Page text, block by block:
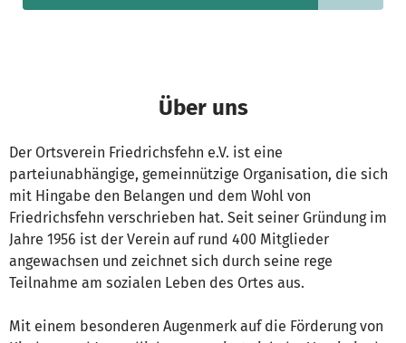
Über uns
Der Ortsverein Friedrichsfehn e.V. ist eine
parteiunabhängige, gemeinnützige Organisation, die sich
mit Hingabe den Belangen und dem Wohl von
Friedrichsfehn verschrieben hat. Seit seiner Gründung im
Jahre 1956 ist der Verein auf rund 400 Mitglieder
angewachsen und zeichnet sich durch seine rege
Teilnahme am sozialen Leben des Ortes aus.
Mit einem besonderen Augenmerk auf die Förderung von